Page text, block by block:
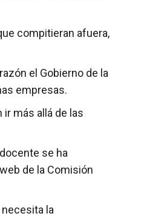
compitieran afuera,
el Gobierno de la
empresas.
más allá de las
se ha
de la Comisión
la